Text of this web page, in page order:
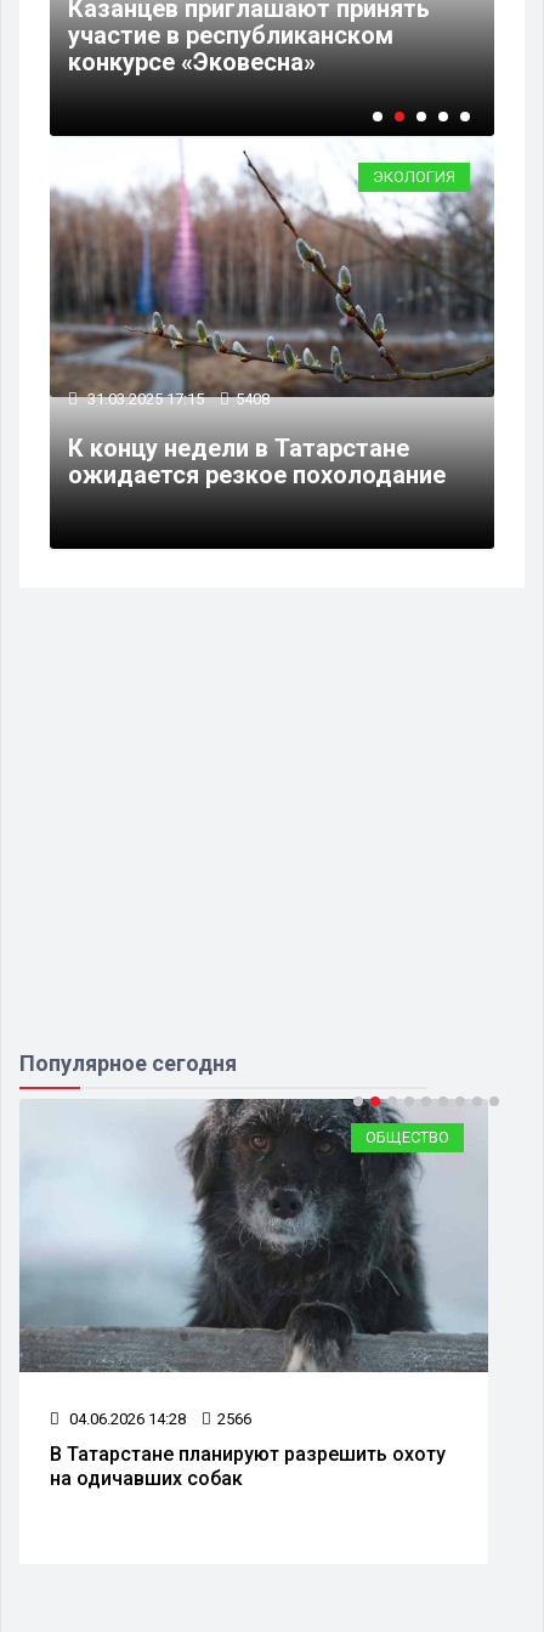
Казанцев приглашают принять
участие в республиканском
конкурсе «Эковесна»
ЭКОЛОГИЯ
31.03.2025 17:15 5408
К концу недели в Татарстане
ожидается резкое похолодание
Популярное сегодня
ОБЩЕСТВО
04.06.2026 14:28 2566
В Татарстане планируют разрешить охоту
на одичавших собак